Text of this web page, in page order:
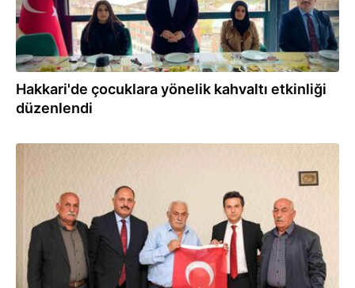
Hakkari'de çocuklara yönelik kahvaltı etkinliği
düzenlendi